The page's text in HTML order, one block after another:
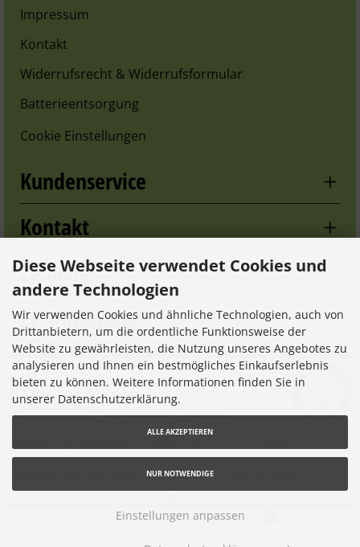
Impressum
Kontakt
Widerrufsrecht & Widerrufsformular
Batterieentsorgung
Cookie Einstellungen
Kundenservice
Kontakt
Zahlung
Zertifizierung
Akku-Service © 2026 |Ihren eShop gibt es bei
Diese Webseite verwendet Cookies und
andere Technologien
Wir verwenden Cookies und ähnliche Technologien, auch von
Drittanbietern, um die ordentliche Funktionsweise der
Website zu gewährleisten, die Nutzung unseres Angebotes zu
analysieren und Ihnen ein bestmögliches Einkaufserlebnis
bieten zu können. Weitere Informationen finden Sie in
unserer Datenschutzerklärung.
ALLE AKZEPTIEREN
NUR NOTWENDIGE
Einstellungen anpassen